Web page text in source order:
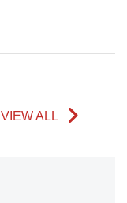
VIEW ALL